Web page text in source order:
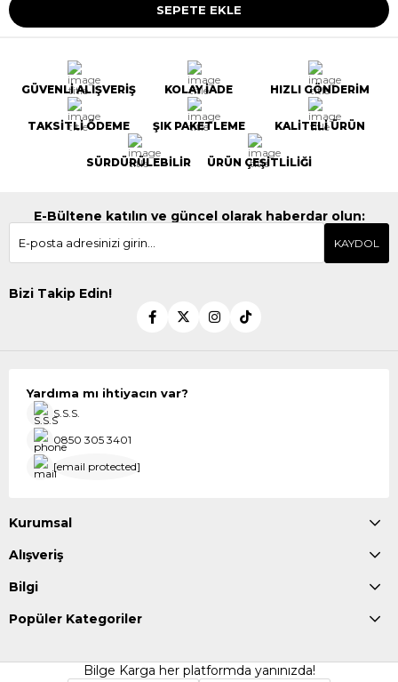
GÜVENLİ ALIŞVERİŞ KOLAY İADE HIZLI GÖNDERİM
TAKSİTLİ ÖDEME ŞIK PAKETLEME KALİTELİ ÜRÜN
SÜRDÜRÜLEBİLİR ÜRÜN ÇEŞİTLİLİĞİ
E-Bültene katılın ve güncel olarak haberdar olun:
KAYDOL
Bizi Takip Edin!
Yardıma mı ihtiyacın var?
S.S.S.
0850 305 3401
[email protected]
Kurumsal
Alışveriş
Bilgi
Popüler Kategoriler
Bilge Karga her platformda yanınızda!